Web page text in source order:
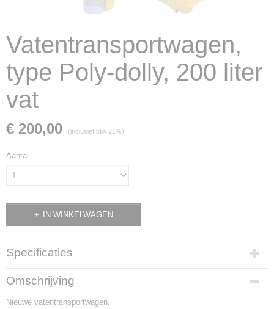
Vatentransportwagen,
type Poly-dolly, 200 liter
vat
€ 200,00 (inclusief btw 21%)
Aantal
IN WINKELWAGEN
Specificaties
Productcode
2239
Omschrijving
Nieuwe vatentransportwagen.